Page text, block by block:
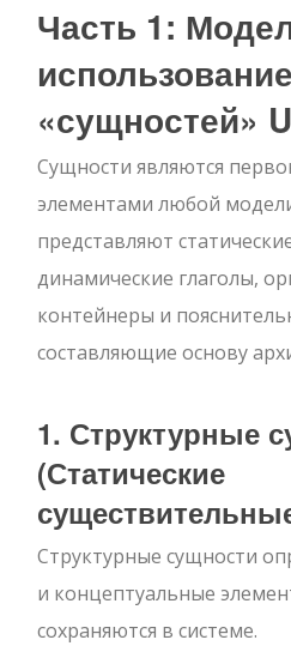
Часть 1:
«сущностей»
Сущности являются
элементами любой
представляют
динамические глаголы,
контейнеры и
составляющие основу
1. Структурные
(Статические
Структурные сущности
и концептуальные
сохраняются в системе.